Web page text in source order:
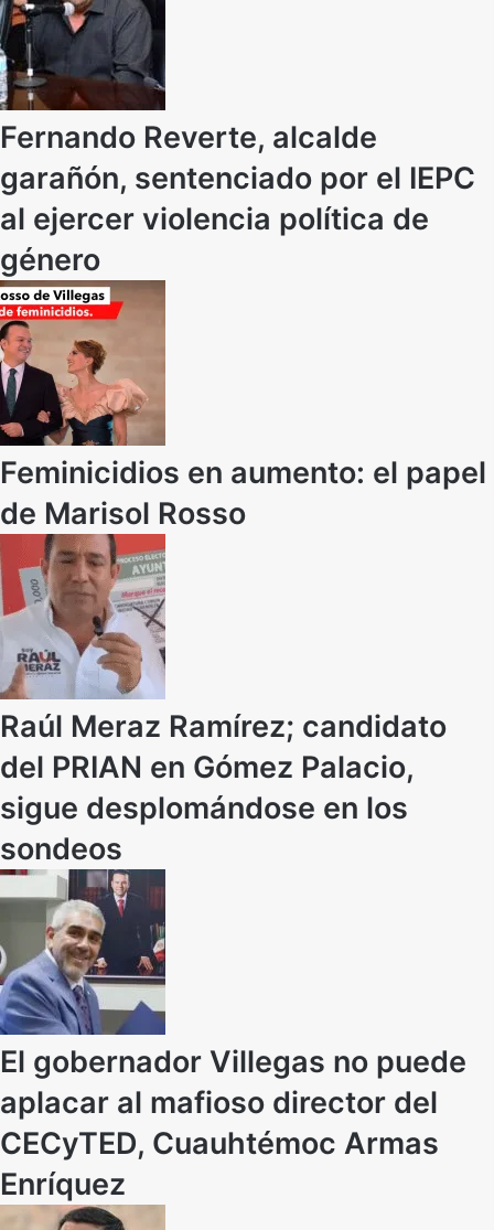
Fernando Reverte, alcalde
garañón, sentenciado por el IEPC
al ejercer violencia política de
género
Feminicidios en aumento: el papel
de Marisol Rosso
Raúl Meraz Ramírez; candidato
del PRIAN en Gómez Palacio,
sigue desplomándose en los
sondeos
El gobernador Villegas no puede
aplacar al mafioso director del
CECyTED, Cuauhtémoc Armas
Enríquez